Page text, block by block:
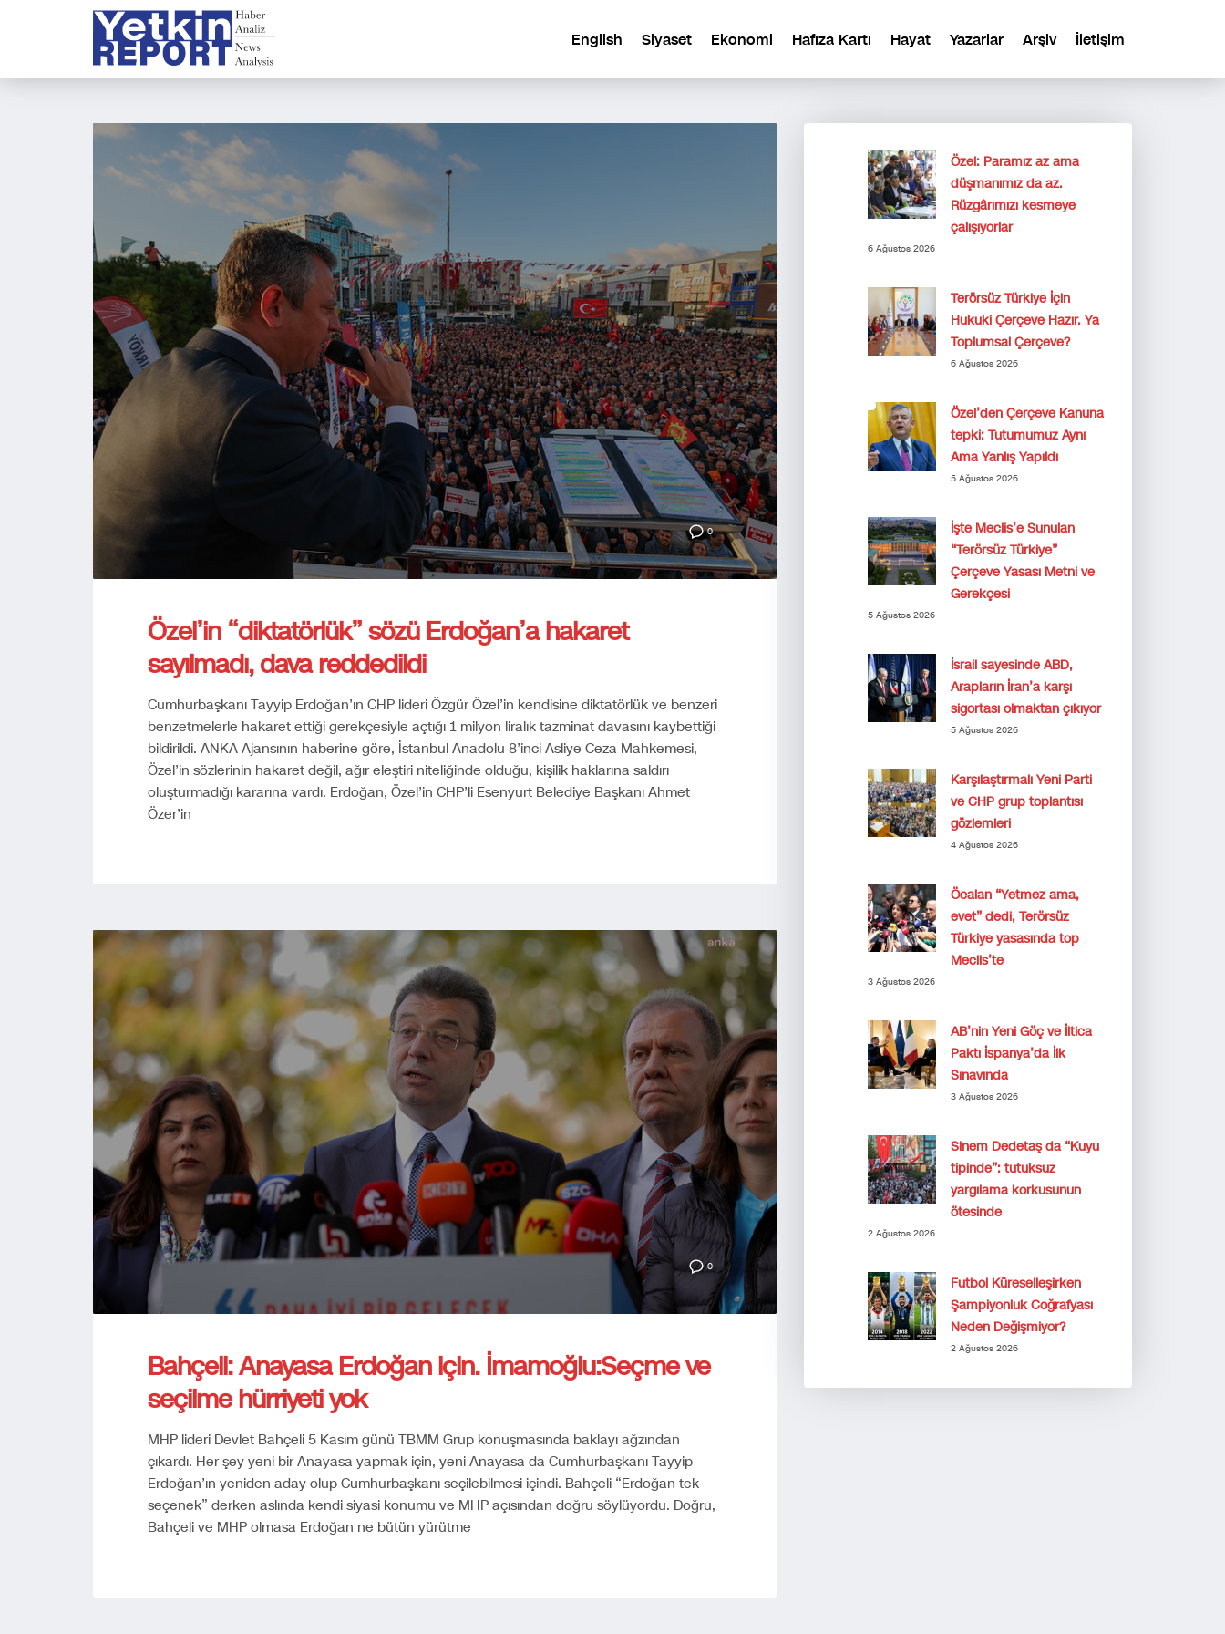
English Siyaset Ekonomi Hafıza Kartı Hayat Yazarlar Arşiv İletişim
0
Özel’in “diktatörlük” sözü Erdoğan’a hakaret
sayılmadı, dava reddedildi
Cumhurbaşkanı Tayyip Erdoğan’ın CHP lideri Özgür Özel’in kendisine diktatörlük ve benzeri
benzetmelerle hakaret ettiği gerekçesiyle açtığı 1 milyon liralık tazminat davasını kaybettiği
bildirildi. ANKA Ajansının haberine göre, İstanbul Anadolu 8’inci Asliye Ceza Mahkemesi,
Özel’in sözlerinin hakaret değil, ağır eleştiri niteliğinde olduğu, kişilik haklarına saldırı
oluşturmadığı kararına vardı. Erdoğan, Özel’in CHP’li Esenyurt Belediye Başkanı Ahmet
Özer’in
0
Bahçeli: Anayasa Erdoğan için. İmamoğlu:Seçme ve
seçilme hürriyeti yok
MHP lideri Devlet Bahçeli 5 Kasım günü TBMM Grup konuşmasında baklayı ağzından
çıkardı. Her şey yeni bir Anayasa yapmak için, yeni Anayasa da Cumhurbaşkanı Tayyip
Erdoğan’ın yeniden aday olup Cumhurbaşkanı seçilebilmesi içindi. Bahçeli “Erdoğan tek
seçenek” derken aslında kendi siyasi konumu ve MHP açısından doğru söylüyordu. Doğru,
Bahçeli ve MHP olmasa Erdoğan ne bütün yürütme
Özel: Paramız az ama
düşmanımız da az.
Rüzgârımızı kesmeye
çalışıyorlar
6 Ağustos 2026
Terörsüz Türkiye İçin
Hukuki Çerçeve Hazır. Ya
Toplumsal Çerçeve?
6 Ağustos 2026
Özel’den Çerçeve Kanuna
tepki: Tutumumuz Aynı
Ama Yanlış Yapıldı
5 Ağustos 2026
İşte Meclis’e Sunulan
“Terörsüz Türkiye”
Çerçeve Yasası Metni ve
Gerekçesi
5 Ağustos 2026
İsrail sayesinde ABD,
Arapların İran’a karşı
sigortası olmaktan çıkıyor
5 Ağustos 2026
Karşılaştırmalı Yeni Parti
ve CHP grup toplantısı
gözlemleri
4 Ağustos 2026
Öcalan “Yetmez ama,
evet” dedi, Terörsüz
Türkiye yasasında top
Meclis’te
3 Ağustos 2026
AB’nin Yeni Göç ve İltica
Paktı İspanya’da İlk
Sınavında
3 Ağustos 2026
Sinem Dedetaş da “Kuyu
tipinde”: tutuksuz
yargılama korkusunun
ötesinde
2 Ağustos 2026
Futbol Küreselleşirken
Şampiyonluk Coğrafyası
Neden Değişmiyor?
2 Ağustos 2026